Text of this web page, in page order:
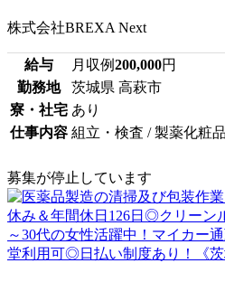
株式会社BREXA Next
給与 月収例200,000円
勤務地
茨城県 高萩市
寮・社宅 あり
仕事内容 組立・検査 / 製薬化粧
募集が停止しています